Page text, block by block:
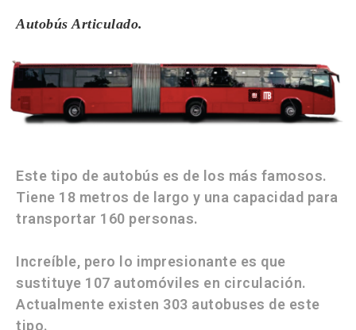
Autobús Articulado.
Este tipo de autobús es de los más famosos.
Tiene 18 metros de largo y una capacidad para
transportar 160 personas.
Increíble, pero lo impresionante es que
sustituye 107 automóviles en circulación.
Actualmente existen 303 autobuses de este
tipo.